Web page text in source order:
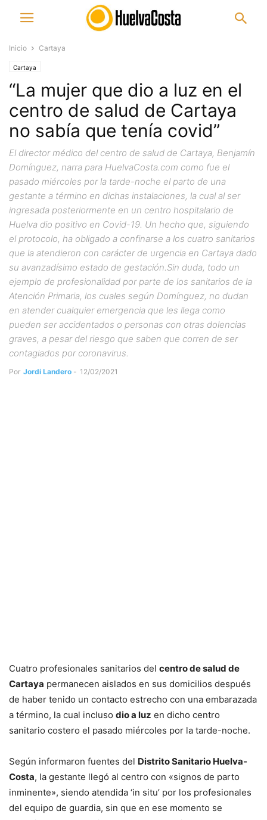
Inicio Cartaya
Cartaya
“La mujer que dio a luz en el
centro de salud de Cartaya
no sabía que tenía covid”
El director médico del centro de salud de Cartaya, Benjamín
Domínguez, narra para HuelvaCosta.com como fue el
pasado miércoles por la tarde-noche el parto de una
gestante a término en dichas instalaciones, la cual al ser
ingresada posteriormente en un centro hospitalario de
Huelva dio positivo en Covid-19. Un hecho que, siguiendo
el protocolo, ha obligado a confinarse a los cuatro sanitarios
que la atendieron con carácter de urgencia en Cartaya dado
su avanzadísimo estado de gestación.Sin duda, todo un
ejemplo de profesionalidad por parte de los sanitarios de la
Atención Primaria, los cuales según Domínguez, no dudan
en atender cualquier emergencia que les llega como
pueden ser accidentados o personas con otras dolencias
graves, a pesar del riesgo que saben que corren de ser
contagiados por coronavirus.
Por Jordi Landero - 12/02/2021
Cuatro profesionales sanitarios del centro de salud de
Cartaya permanecen aislados en sus domicilios después
de haber tenido un contacto estrecho con una embarazada
a término, la cual incluso dio a luz en dicho centro
sanitario costero el pasado miércoles por la tarde-noche.
Según informaron fuentes del Distrito Sanitario Huelva-
Costa, la gestante llegó al centro con «signos de parto
inminente», siendo atendida ‘in situ’ por los profesionales
del equipo de guardia, sin que en ese momento se